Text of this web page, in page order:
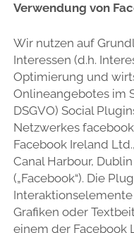
Verwendung von
Wir nutzen auf
Interessen (d.h.
Optimierung und
Onlineangebotes im
DSGVO) Social
Netzwerkes
Facebook Ireland
Canal Harbour,
(„Facebook“). Die
Interaktionselemente
Grafiken oder
einem der Facebook